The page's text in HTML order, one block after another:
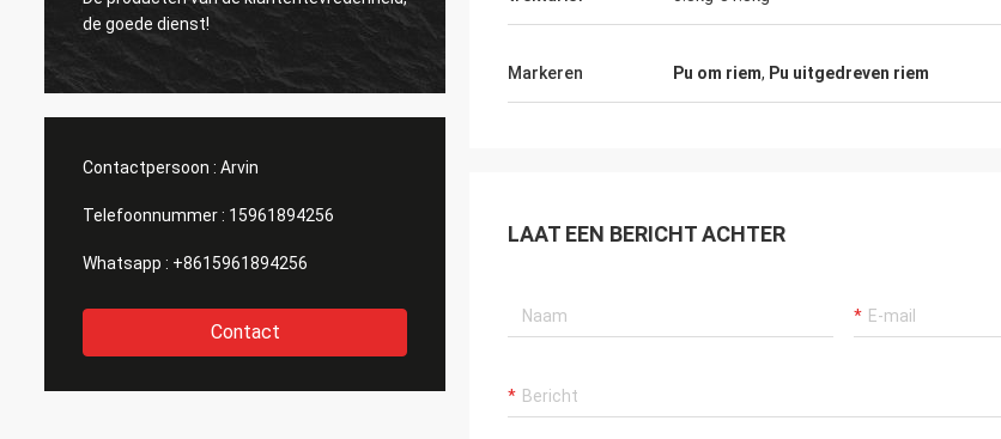
van de riemen u produceerde.
markten.
de
Contactpersoon : Arvin
Telefoonnummer : 15961894256
Whatsapp : +8615961894256
Contact
Markeren Pu om riem, Pu uitgedreven riem
LAAT EEN BERICHT ACHTER